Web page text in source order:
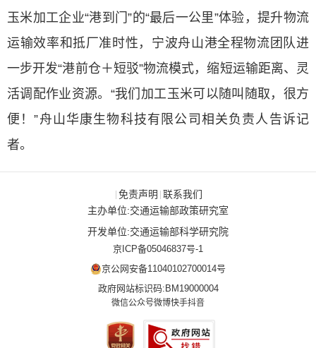
玉米加工企业“港到门”的“最后一公里”体验，提升物流
运输效率和抵厂准时性，宁波舟山港全程物流团队进
一步开发“港前仓＋短驳”物流模式，缩短运输距离、灵
活调配作业资源。“我们加工玉米可以随叫随取，很方
便！”舟山华康生物科技有限公司相关负责人告诉记
者。
| 免责声明 | 联系我们
主办单位:交通运输部政策研究室
开发单位:交通运输部科学研究院
京ICP备05046837号-1
京公网安备11040102700014号
政府网站标识码:BM19000004
微信公众号微博快手抖音